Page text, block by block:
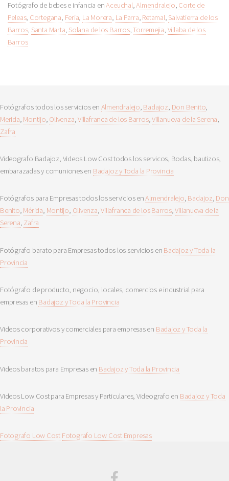
Fotógrafo de bebes e infancia enAceuchal,Almendralejo, Corte de
Peleas, Cortegana, Feria, La Morera, La Parra, Retamal, Salvatierra de los
Barros, Santa Marta, Solana de los Barros,Torremejia, Villaba de los
Barros
Fotógrafos todos los servicios en Almendralejo, Badajoz, Don Benito,
Merida, Montijo, Olivenza,Villafranca de los Barros,Villanueva de la Serena,
Zafra
Videografo Badajoz, Videos Low Cost todos los servicos, Bodas, bautizos,
embarazadas y comuniones en Badajoz y Toda la Provincia
Fotógrafos para Empresas todos los servicios enAlmendralejo, Badajoz, Don
Benito, Mérida, Montijo, Olivenza,Villafranca de los Barros,Villanueva de la
Serena, Zafra
Fotógrafo barato para Empresas todos los servicios en Badajoz y Toda la
Provincia
Fotógrafo de producto, negocio, locales, comercios e industrial para
empresas en Badajoz y Toda la Provincia
Videos corporativos y comerciales para empresas en Badajoz y Toda la
Provincia
Videos baratos para Empresas en Badajoz y Toda la Provincia
Videos Low Cost para Empresas y Particulares, Videografo en Badajoz y Toda
la Provincia
Fotografo Low Cost Fotografo Low Cost Empresas